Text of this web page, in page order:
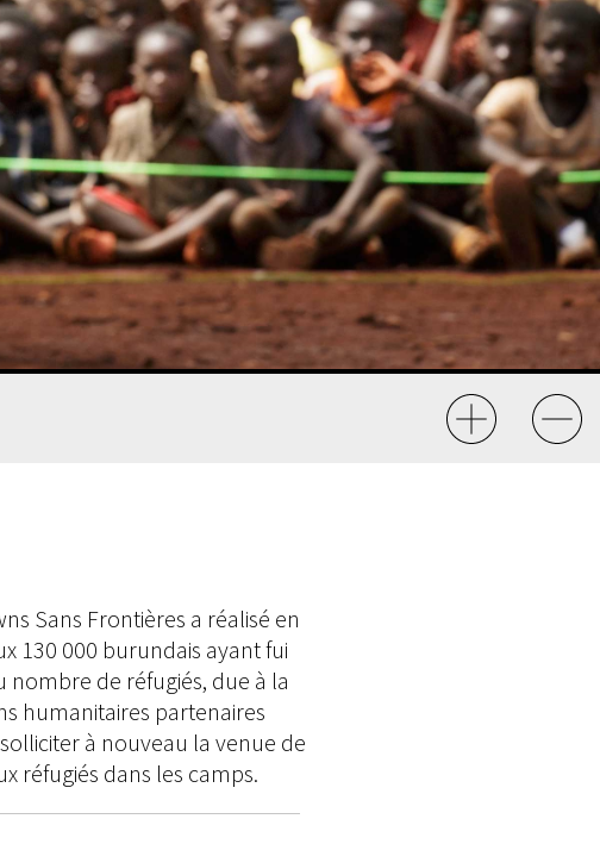
Sans Frontières a réalisé en
130 000 burundais ayant fui
nombre de réfugiés, due à la
humanitaires partenaires
à nouveau la venue de
réfugiés dans les camps.